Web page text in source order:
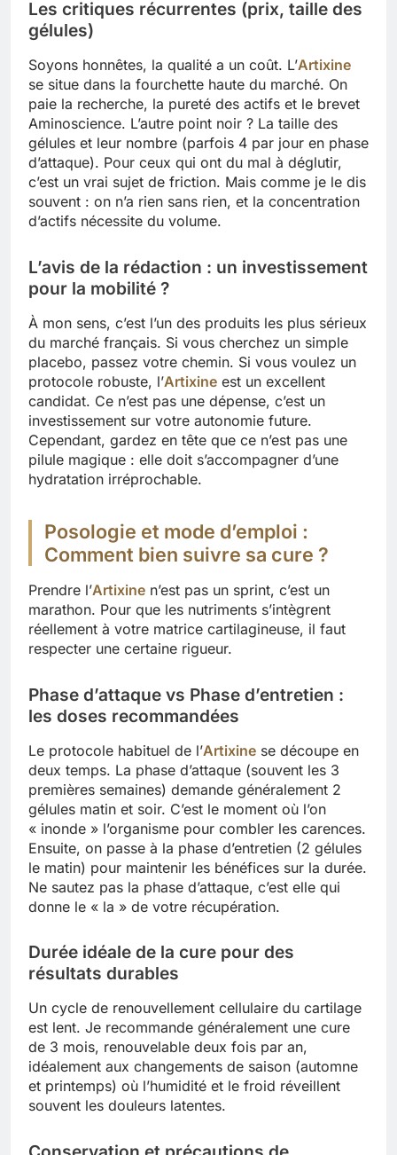
Les critiques récurrentes (prix, taille des
gélules)
Soyons honnêtes, la qualité a un coût. L’Artixine
se situe dans la fourchette haute du marché. On
paie la recherche, la pureté des actifs et le brevet
Aminoscience. L’autre point noir ? La taille des
gélules et leur nombre (parfois 4 par jour en phase
d’attaque). Pour ceux qui ont du mal à déglutir,
c’est un vrai sujet de friction. Mais comme je le dis
souvent : on n’a rien sans rien, et la concentration
d’actifs nécessite du volume.
L’avis de la rédaction : un investissement
pour la mobilité ?
À mon sens, c’est l’un des produits les plus sérieux
du marché français. Si vous cherchez un simple
placebo, passez votre chemin. Si vous voulez un
protocole robuste, l’Artixine est un excellent
candidat. Ce n’est pas une dépense, c’est un
investissement sur votre autonomie future.
Cependant, gardez en tête que ce n’est pas une
pilule magique : elle doit s’accompagner d’une
hydratation irréprochable.
Posologie et mode d’emploi :
Comment bien suivre sa cure ?
Prendre l’Artixine n’est pas un sprint, c’est un
marathon. Pour que les nutriments s’intègrent
réellement à votre matrice cartilagineuse, il faut
respecter une certaine rigueur.
Phase d’attaque vs Phase d’entretien :
les doses recommandées
Le protocole habituel de l’Artixine se découpe en
deux temps. La phase d’attaque (souvent les 3
premières semaines) demande généralement 2
gélules matin et soir. C’est le moment où l’on
« inonde » l’organisme pour combler les carences.
Ensuite, on passe à la phase d’entretien (2 gélules
le matin) pour maintenir les bénéfices sur la durée.
Ne sautez pas la phase d’attaque, c’est elle qui
donne le « la » de votre récupération.
Durée idéale de la cure pour des
résultats durables
Un cycle de renouvellement cellulaire du cartilage
est lent. Je recommande généralement une cure
de 3 mois, renouvelable deux fois par an,
idéalement aux changements de saison (automne
et printemps) où l’humidité et le froid réveillent
souvent les douleurs latentes.